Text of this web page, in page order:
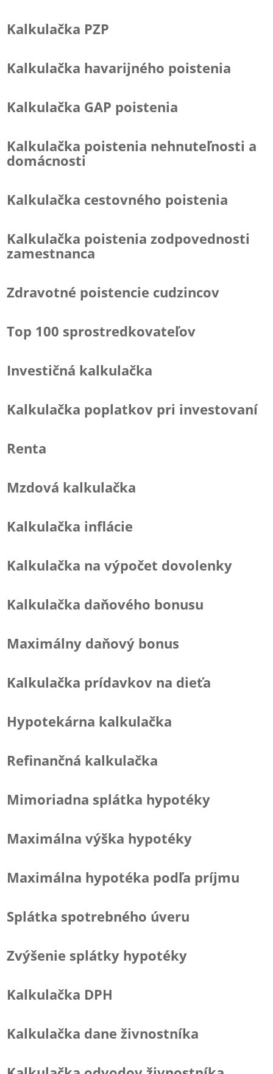
Kalkulačka PZP
Kalkulačka havarijného poistenia
Kalkulačka GAP poistenia
Kalkulačka poistenia nehnuteľnosti a
domácnosti
Kalkulačka cestovného poistenia
Kalkulačka poistenia zodpovednosti
zamestnanca
Zdravotné poistencie cudzincov
Top 100 sprostredkovateľov
Investičná kalkulačka
Kalkulačka poplatkov pri investovaní
Renta
Mzdová kalkulačka
Kalkulačka inflácie
Kalkulačka na výpočet dovolenky
Kalkulačka daňového bonusu
Maximálny daňový bonus
Kalkulačka prídavkov na dieťa
Hypotekárna kalkulačka
Refinančná kalkulačka
Mimoriadna splátka hypotéky
Maximálna výška hypotéky
Maximálna hypotéka podľa príjmu
Splátka spotrebného úveru
Zvýšenie splátky hypotéky
Kalkulačka DPH
Kalkulačka dane živnostníka